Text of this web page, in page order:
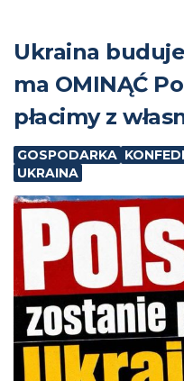
Ukraina
ma OMINĄĆ
płacimy z
GOSPODARKA
UKRAINA